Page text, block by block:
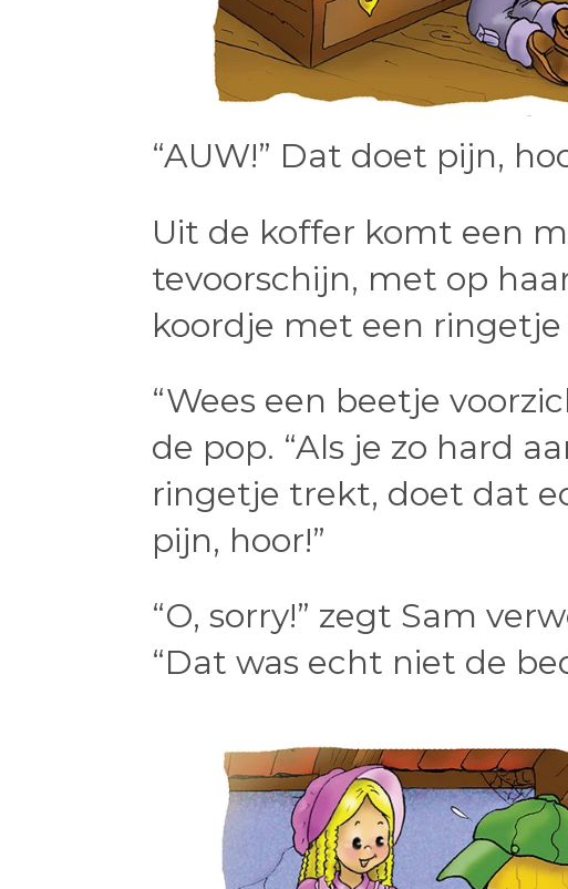
“AUW!” Dat doet pijn,
Uit de koffer komt een
tevoorschijn, met op
koordje met een ringetje
“Wees een beetje
de pop. “Als je zo hard
ringetje trekt, doet dat
pijn, hoor!”
“O, sorry!” zegt Sam
“Dat was echt niet de